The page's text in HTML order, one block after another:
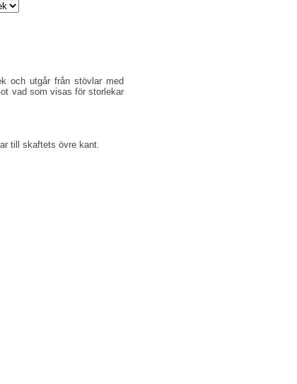
och utgår från stövlar med
vad som visas för storlekar
till skaftets övre kant.